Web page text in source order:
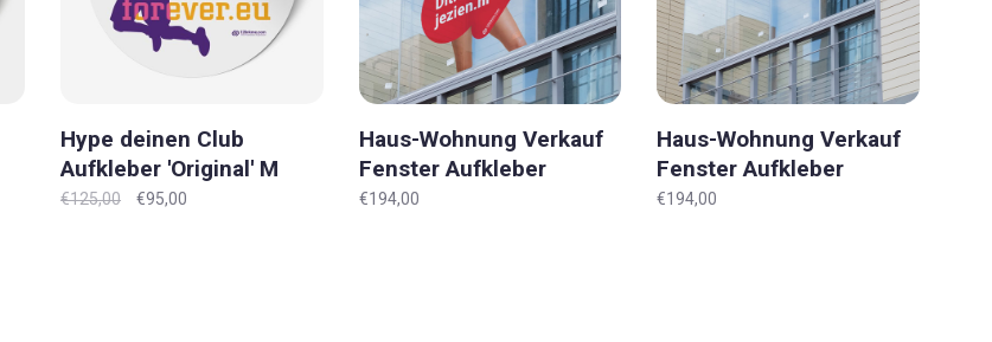
Hype deinen Club
Aufkleber 'Original' M
€125,00 €95,00
Haus-Wohnung Verkauf
Fenster Aufkleber
'Original' XXXL
€194,00
Haus-Wohnung Verkauf
Fenster Aufkleber
'Original' XXXL
€194,00